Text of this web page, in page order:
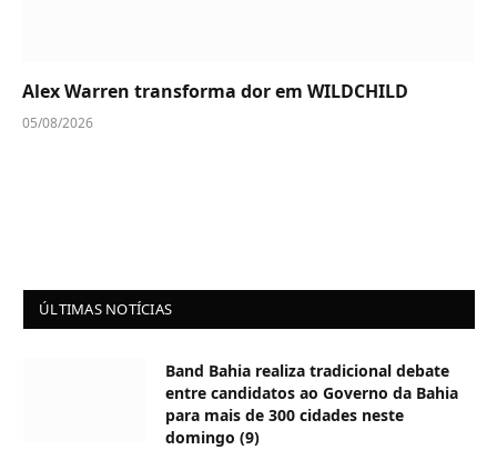
Alex Warren transforma dor em WILDCHILD
05/08/2026
ÚLTIMAS NOTÍCIAS
Band Bahia realiza tradicional debate
entre candidatos ao Governo da Bahia
para mais de 300 cidades neste
domingo (9)